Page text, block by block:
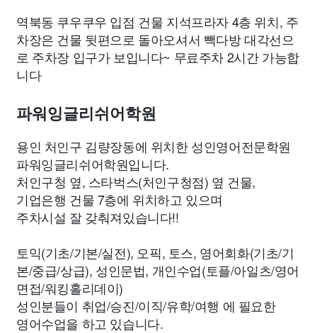
역북동 쿠우쿠우 입점 건물 지석프라자 4층 위치, 주
차장은 건물 뒷편으로 돌아오셔서 빽다방 대각선으
로 주차장 입구가 보입니다~ 무료주차 2시간 가능합
니다
파워잉글리쉬어학원
용인 처인구 김량장동에 위치한 성인영어전문학원
파워잉글리쉬어학원입니다.
처인구청 옆, 스타벅스(처인구청점) 옆 건물,
기업은행 건물 7층에 위치하고 있으며
주차시설 잘 갖춰져있습니다!!
토익(기초/기본/실전), 오픽, 토스, 영어회화(기초/기
본/중급/상급), 성인문법, 개인수업(토플/아일츠/영어
면접/워킹홀리데이)
성인분들이 취업/승진/이직/유학/여행 에 필요한
영어수업을 하고 있습니다.